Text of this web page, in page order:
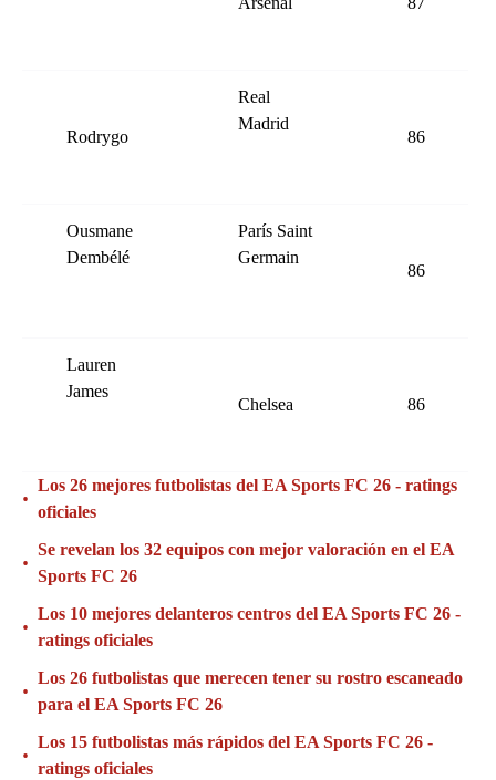
Rodrygo
Real
Madrid
86
Ousmane
Dembélé
París Saint
Germain
86
Lauren
James
Chelsea 86
•
Los 26 mejores futbolistas del EA Sports FC 26 - ratings
oficiales
•
Se revelan los 32 equipos con mejor valoración en el EA
Sports FC 26
•
Los 10 mejores delanteros centros del EA Sports FC 26 -
ratings oficiales
•
Los 26 futbolistas que merecen tener su rostro escaneado
para el EA Sports FC 26
•
Los 15 futbolistas más rápidos del EA Sports FC 26 -
ratings oficiales